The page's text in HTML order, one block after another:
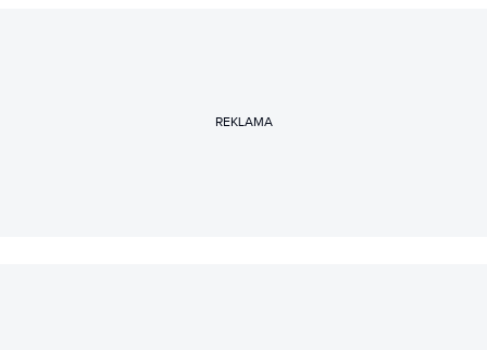
REKLAMA